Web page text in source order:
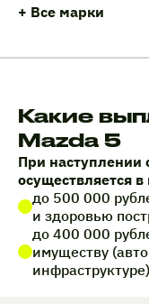
+ Все марки
Какие
Mazda 5
При наступлении
осуществляется
до 500 000
и здоровью
до 400 000
имуществу